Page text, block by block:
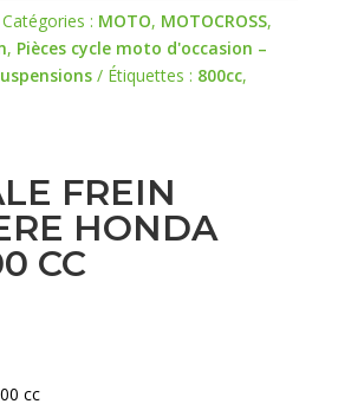
Catégories : MOTO, MOTOCROSS,
, Pièces cycle moto d'occasion –
Étiquettes : 800cc,
FREIN
HONDA
CC
cc